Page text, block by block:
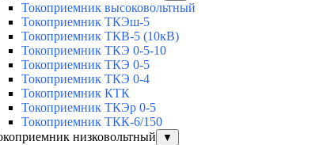
Токоприемник высоковольтный
Токоприемник ТКЭш-5
Токоприемник ТКВ-5 (10кВ)
Токоприемник ТКЭ 0-5-10
Токоприемник ТКЭ 0-5
Токоприемник ТКЭ 0-4
Токоприемник КТК
Токоприемник ТКЭр 0-5
Токоприемник ТКК-6/150
низковольтный
▼